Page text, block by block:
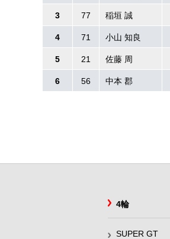
3 77 稲垣 誠
4 71 小山 知良
5 21 佐藤 周
6 56 中本 郡
4輪
SUPER GT